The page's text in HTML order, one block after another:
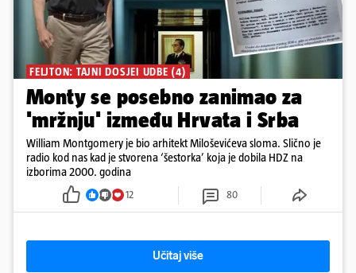
FELJTON: TAJNI DOSJEI UDBE (4)
Monty se posebno zanimao za
'mržnju' između Hrvata i Srba
William Montgomery je bio arhitekt Miloševićeva sloma. Slično je
radio kod nas kad je stvorena ‘šestorka’ koja je dobila HDZ na
izborima 2000. godina
12 80
Učitaj više